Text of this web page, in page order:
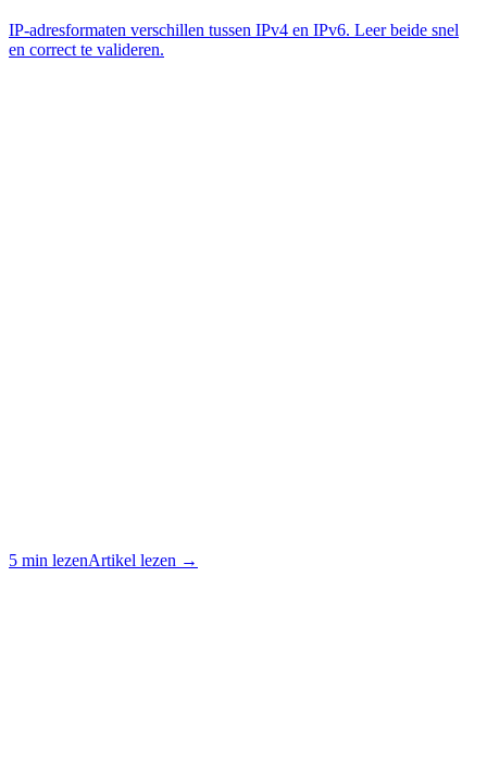
IP-adresformaten verschillen tussen IPv4 en IPv6. Leer beide snel
en correct te valideren.
5 min lezenArtikel lezen →